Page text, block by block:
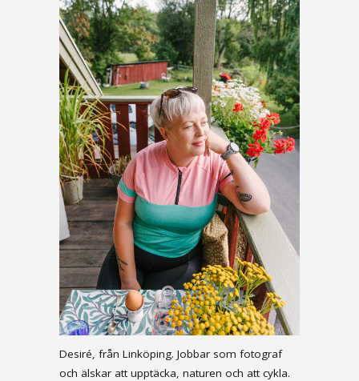
Desiré, från Linköping. Jobbar som fotograf
och älskar att upptäcka, naturen och att cykla.